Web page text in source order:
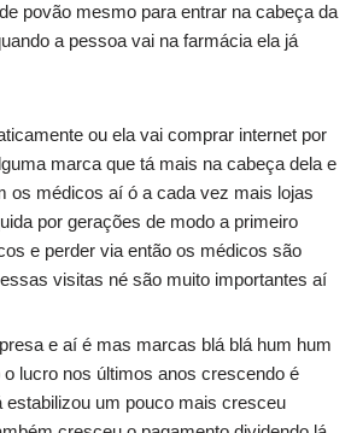
povão mesmo para entrar na cabeça da
a pessoa vai na farmácia ela já
ou ela vai comprar internet por
marca que tá mais na cabeça dela e
os médicos aí ó a cada vez mais lojas
por gerações de modo a primeiro
e perder via então os médicos são
visitas né são muito importantes aí
e aí é mas marcas blá blá hum hum
lucro nos últimos anos crescendo é
estabilizou um pouco mais cresceu